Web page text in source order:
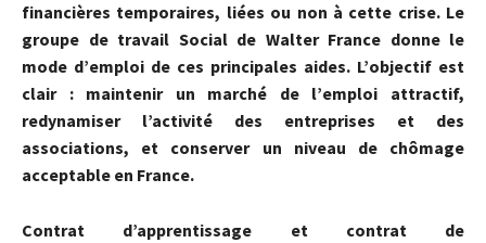
financières temporaires, liées ou non à cette crise. Le
groupe de travail Social de Walter France donne le
mode d’emploi de ces principales aides. L’objectif est
clair : maintenir un marché de l’emploi attractif,
redynamiser l’activité des entreprises et des
associations, et conserver un niveau de chômage
acceptable en France.
Contrat d’apprentissage et contrat de